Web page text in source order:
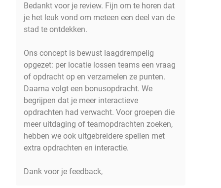
Bedankt voor je review. Fijn om te horen dat
je het leuk vond om meteen een deel van de
stad te ontdekken.
Ons concept is bewust laagdrempelig
opgezet: per locatie lossen teams een vraag
of opdracht op en verzamelen ze punten.
Daarna volgt een bonusopdracht. We
begrijpen dat je meer interactieve
opdrachten had verwacht. Voor groepen die
meer uitdaging of teamopdrachten zoeken,
hebben we ook uitgebreidere spellen met
extra opdrachten en interactie.
Dank voor je feedback,